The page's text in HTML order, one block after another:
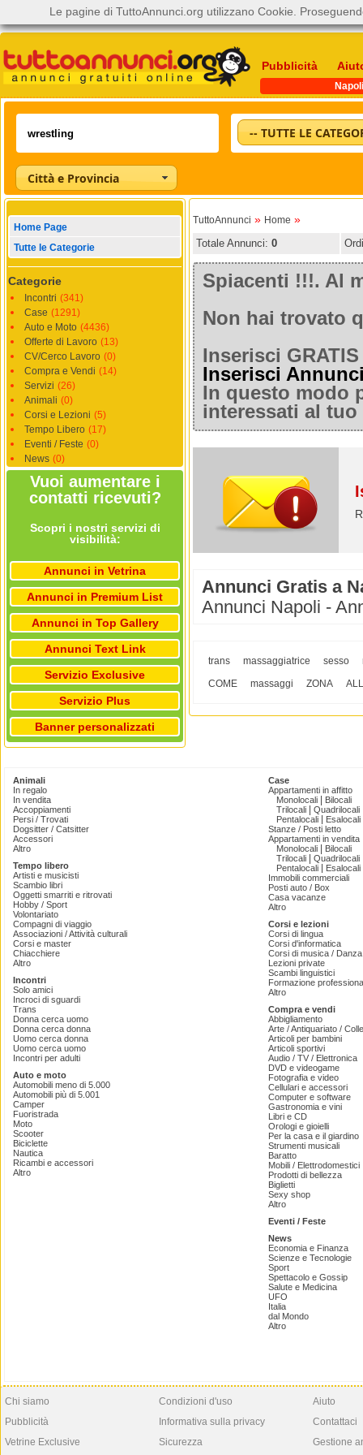
Pubblicità
Napoli
-- TUTTE LE
Città e Provincia
Home Page
Tutte le Categorie
Categorie
Incontri (341)
Case (1291)
Auto e Moto (4436)
Offerte di Lavoro (13)
CV/Cerco Lavoro (0)
Compra e Vendi (14)
Servizi (26)
Animali (0)
Corsi e Lezioni (5)
Tempo Libero (17)
Eventi / Feste (0)
News (0)
Vuoi aumentare i
contatti ricevuti?
Scopri i nostri servizi di
visibilità:
Annunci in Vetrina
Annunci in Premium List
Annunci in Top Gallery
Annunci Text Link
Servizio Exclusive
Servizio Plus
Banner personalizzati
TuttoAnnunci » Home »
Totale Annunci: 0
Spiacenti !!!. Al
Non hai trovato
Inserisci
Inserisci
In questo modo
interessati al
Annunci Gratis a
Annunci Napoli -
trans massaggiatrice sesso
COME
massaggi ZONA
Animali
In regalo
In vendita
Accoppiamenti
Persi / Trovati
Dogsitter / Catsitter
Accessori
Altro
Tempo libero
Artisti e musicisti
Scambio libri
Oggetti smarriti e ritrovati
Hobby / Sport
Volontariato
Compagni di viaggio
Associazioni / Attività culturali
Corsi e master
Chiacchiere
Altro
Incontri
Solo amici
Incroci di sguardi
Trans
Donna cerca uomo
Donna cerca donna
Uomo cerca donna
Uomo cerca uomo
Incontri per adulti
Auto e moto
Automobili meno di 5.000
Automobili più di 5.001
Camper
Fuoristrada
Moto
Scooter
Biciclette
Nautica
Ricambi e accessori
Altro
Case
Appartamenti in affitto
Monolocali
Bilocali
Trilocali
Quadrilocali
Pentalocali
Esalocali
Stanze / Posti letto
Appartamenti in vendita
Monolocali
Bilocali
Trilocali
Quadrilocali
Pentalocali
Esalocali
Immobili commerciali
Posti auto / Box
Casa vacanze
Altro
Corsi e lezioni
Corsi di lingua
Corsi d'informatica
Corsi di musica /
Lezioni private
Scambi linguistici
Formazione
Altro
Compra e vendi
Abbigliamento
Arte / Antiquariato /
Articoli per bambini
Articoli sportivi
Audio / TV / Elettronica
DVD e videogame
Fotografia e video
Cellulari e accessori
Computer e software
Gastronomia e vini
Libri e CD
Orologi e gioielli
Per la casa e il giardino
Strumenti musicali
Baratto
Mobili / Elettrodomestici
Prodotti di bellezza
Biglietti
Sexy shop
Altro
Eventi / Feste
News
Economia e Finanza
Scienze e Tecnologie
Sport
Spettacolo e Gossip
Salute e Medicina
UFO
Italia
dal Mondo
Altro
Chi siamo
Pubblicità
Vetrine Exclusive
Condizioni d'uso
Informativa sulla privacy
Sicurezza
Aiuto
Contattaci
Gestione
Le pagine di TuttoAnnunci.org utilizzano Cookie.